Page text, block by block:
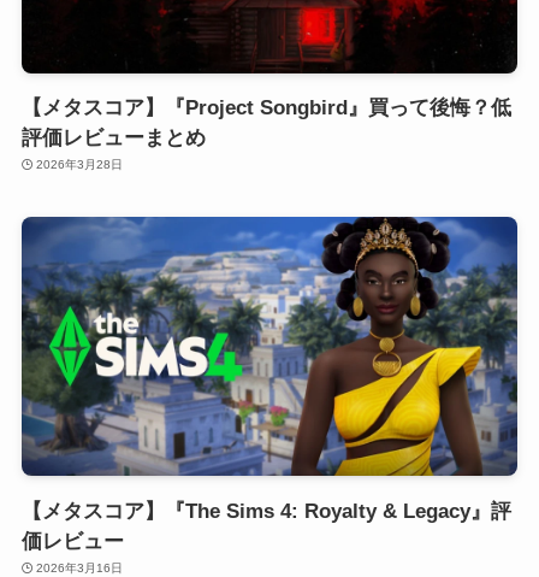
【メタスコア】『Project Songbird』買って後悔？低
評価レビューまとめ
2026年3月28日
【メタスコア】『The Sims 4: Royalty & Legacy』評
価レビュー
2026年3月16日